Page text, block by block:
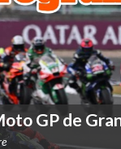
GP de